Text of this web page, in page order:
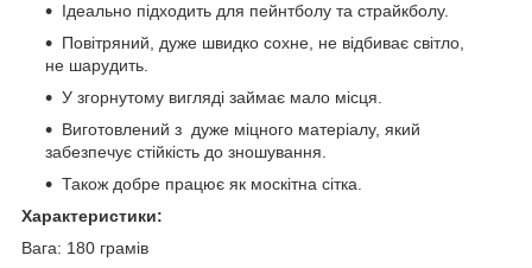
Ідеально підходить для пейнтболу та страйкболу.
Повітряний, дуже швидко сохне, не відбиває світло,
не шарудить.
У згорнутому вигляді займає мало місця.
Виготовлений з дуже міцного матеріалу, який
забезпечує стійкість до зношування.
Також добре працює як москітна сітка.
Характеристики:
Вага: 180 грамів